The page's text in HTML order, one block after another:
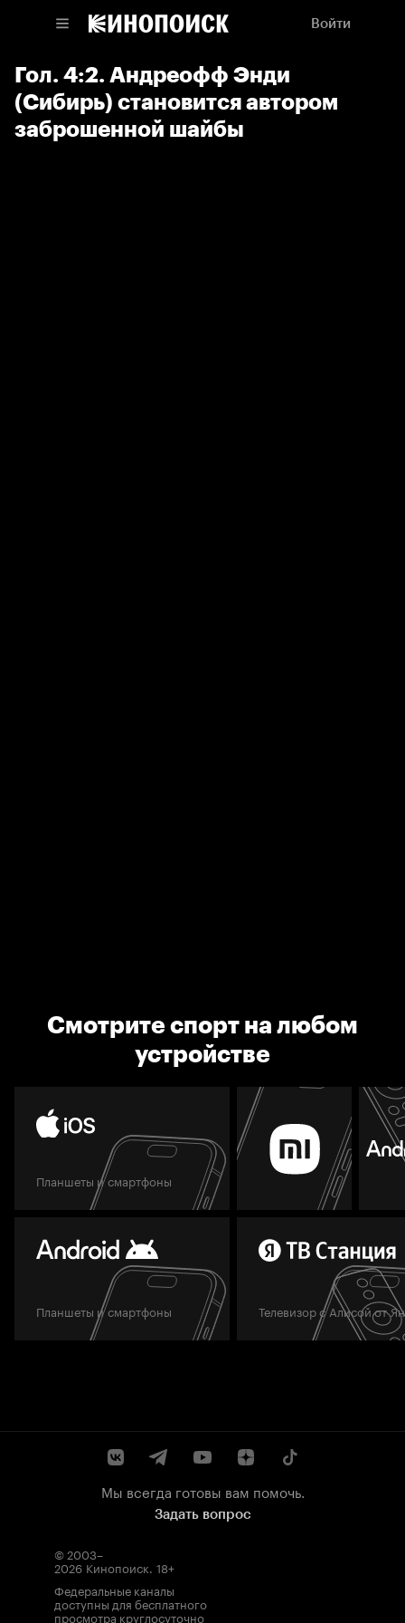
Войти
Гол. 4:2. Андреофф Энди
(Сибирь) становится автором
заброшенной шайбы
Смотрите спорт на любом
устройстве
Планшеты и смартфоны
Планшеты и смартфоны Телевизор с Алисой от
Мы всегда готовы вам помочь.
Задать вопрос
© 2003–
2026 Кинопоиск. 18+
Федеральные каналы
доступны для бесплатного
просмотра круглосуточно